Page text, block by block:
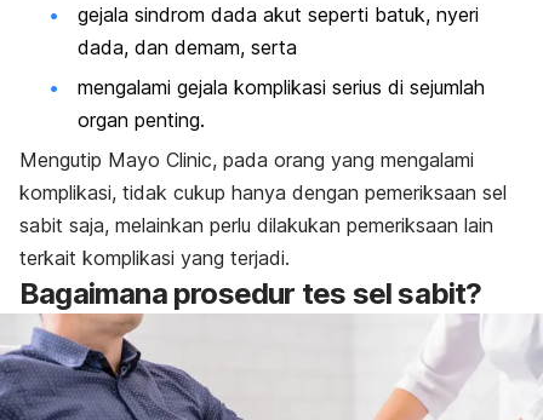
gejala sindrom dada akut seperti batuk, nyeri
dada, dan demam, serta
mengalami gejala komplikasi serius di sejumlah
organ penting.
Mengutip Mayo Clinic, pada orang yang mengalami
komplikasi, tidak cukup hanya dengan pemeriksaan sel
sabit saja, melainkan perlu dilakukan pemeriksaan lain
terkait komplikasi yang terjadi.
Bagaimana prosedur tes sel sabit?